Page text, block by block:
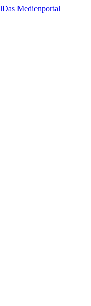
Das Medienportal